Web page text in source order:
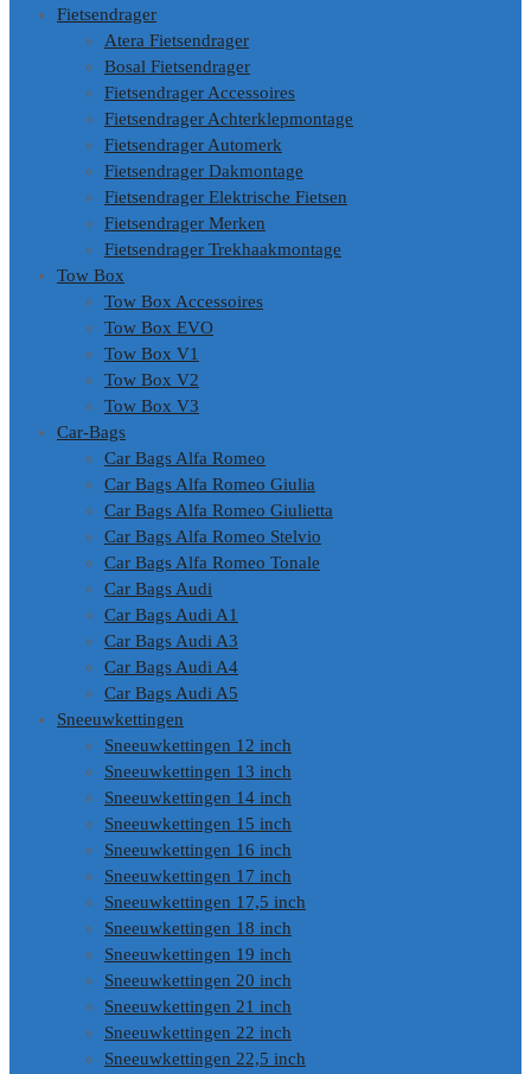
Fietsendrager
Atera Fietsendrager
Bosal Fietsendrager
Fietsendrager Accessoires
Fietsendrager Achterklepmontage
Fietsendrager Automerk
Fietsendrager Dakmontage
Fietsendrager Elektrische Fietsen
Fietsendrager Merken
Fietsendrager Trekhaakmontage
Tow Box
Tow Box Accessoires
Tow Box EVO
Tow Box V1
Tow Box V2
Tow Box V3
Car-Bags
Car Bags Alfa Romeo
Car Bags Alfa Romeo Giulia
Car Bags Alfa Romeo Giulietta
Car Bags Alfa Romeo Stelvio
Car Bags Alfa Romeo Tonale
Car Bags Audi
Car Bags Audi A1
Car Bags Audi A3
Car Bags Audi A4
Car Bags Audi A5
Sneeuwkettingen
Sneeuwkettingen 12 inch
Sneeuwkettingen 13 inch
Sneeuwkettingen 14 inch
Sneeuwkettingen 15 inch
Sneeuwkettingen 16 inch
Sneeuwkettingen 17 inch
Sneeuwkettingen 17,5 inch
Sneeuwkettingen 18 inch
Sneeuwkettingen 19 inch
Sneeuwkettingen 20 inch
Sneeuwkettingen 21 inch
Sneeuwkettingen 22 inch
Sneeuwkettingen 22,5 inch